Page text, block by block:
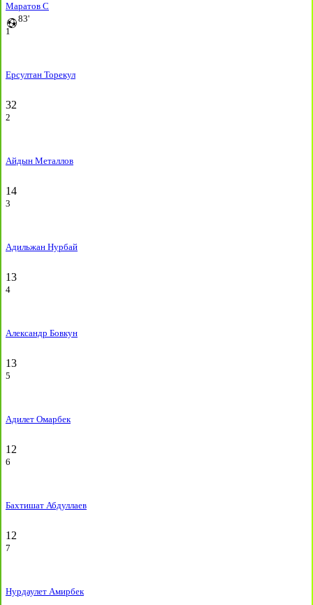
Маратов С
83'
1
Ерсултан Торекул
32
2
Айдын Металлов
14
3
Адильжан Нурбай
13
4
Александр Бовкун
13
5
Адилет Омарбек
12
6
Бахтишат Абдуллаев
12
7
Нурдаулет Амирбек